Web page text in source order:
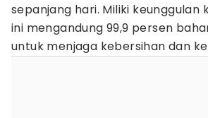
sepanjang hari. Miliki keunggulan
ini mengandung 99,9 persen
untuk menjaga kebersihan dan